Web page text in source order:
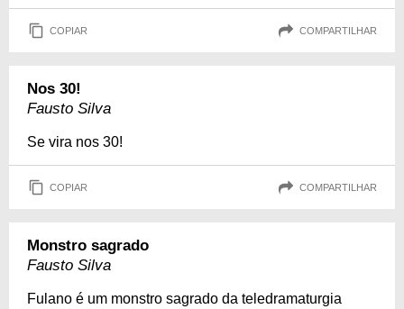
COPIAR COMPARTILHAR
Nos 30!
Fausto Silva
Se vira nos 30!
COPIAR COMPARTILHAR
Monstro sagrado
Fausto Silva
Fulano é um monstro sagrado da teledramaturgia